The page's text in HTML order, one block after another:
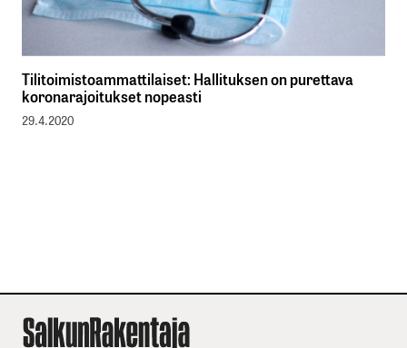
Tilitoimistoammattilaiset: Hallituksen on purettava
koronarajoitukset nopeasti
29.4.2020